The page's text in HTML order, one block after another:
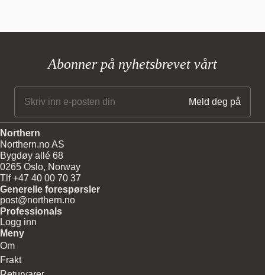
Body material and colour: Steel
Bulb: G9, Max. 6 W LED only (dimmable)
Net weight: 4.5 kg
For direct connection to electrical system, a certified electrician is
required.
Abonner på nyhetsbrevet vårt
Northern
Northern.no AS
Bygdøy allé 68
0265 Oslo, Norway
Tlf +47 40 00 70 37
Generelle forespørsler
post@northern.no
Professionals
Logg inn
Meny
Om
Frakt